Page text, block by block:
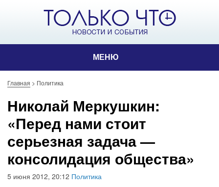
МЕНЮ
Главная > Политика
Николай Меркушкин:
«Перед нами стоит
серьезная задача —
консолидация общества»
5 июня 2012, 20:12 Политика